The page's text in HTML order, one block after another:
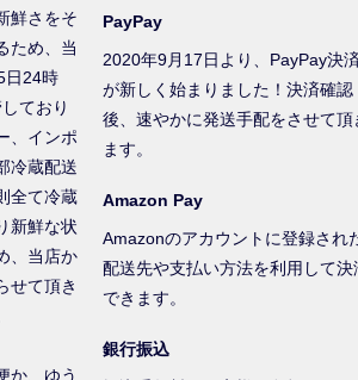
鮮さをそ
ため、当
日24時
ており
、インポ
冷蔵配送
全て冷蔵
新鮮な状
、当店か
せて頂き
か、ゆう
PayPay
2020年9月17日より、PayPay決
が新しく始まりました！決済確認
後、速やかに発送手配をさせて頂
ます。
Amazon Pay
Amazonのアカウントに登録され
配送先や支払い方法を利用して決
できます。
銀行振込